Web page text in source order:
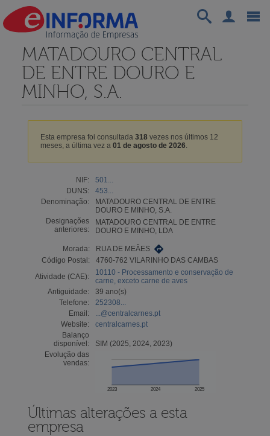
MATADOURO CENTRAL
DE ENTRE DOURO E
MINHO, S.A.
Esta empresa foi consultada 318vezes nos últimos 12
meses, a última vez a 01 de agosto de 2026.
NIF:
501...
DUNS:
453...
Denominação:
MATADOURO CENTRAL DE ENTRE
DOURO E MINHO, S.A.
Designações
anteriores:
MATADOURO CENTRAL DE ENTRE
DOURO E MINHO, LDA
Morada:
RUA DE MEÃES
Código Postal:
4760-762 VILARINHO DAS CAMBAS
Atividade (CAE):
10110 - Processamento e conservação de
carne, exceto carne de aves
Antiguidade:
39 ano(s)
Telefone:
252308...
Email:
...@centralcarnes.pt
Website:
centralcarnes.pt
Balanço
disponível:
SIM (2025, 2024, 2023)
Evolução das
vendas:
2023 2024 2025
Últimas alterações a esta
empresa